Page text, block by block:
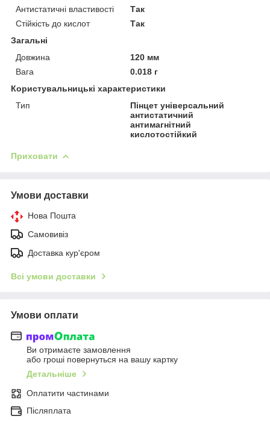
Антистатичні властивості
Так
Стійкість до кислот
Так
Загальні
Довжина
120 мм
Вага
0.018 г
Користувальницькі характеристики
Тип
Пінцет універсальний
антистатичний
антимагнітний
кислотостійкий
Приховати
Умови доставки
Нова Пошта
Самовивіз
Доставка кур'єром
Всі умови доставки
Умови оплати
Ви отримаєте замовлення
або гроші повернуться на вашу картку
Детальніше
Оплатити частинами
Післяплата